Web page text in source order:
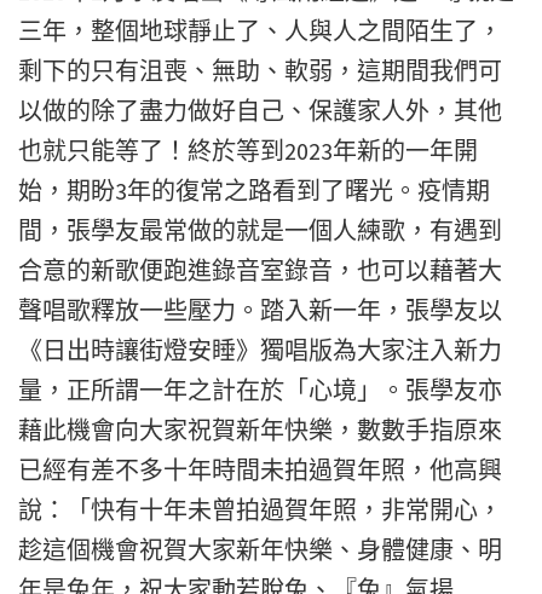
三年，整個地球靜止了、人與人之間陌生了，
剩下的只有沮喪、無助、軟弱，這期間我們可
以做的除了盡力做好自己、保護家人外，其他
也就只能等了！終於等到2023年新的一年開
始，期盼3年的復常之路看到了曙光。疫情期
間，張學友最常做的就是一個人練歌，有遇到
合意的新歌便跑進錄音室錄音，也可以藉著大
聲唱歌釋放一些壓力。踏入新一年，張學友以
《日出時讓街燈安睡》獨唱版為大家注入新力
量，正所謂一年之計在於「心境」。張學友亦
藉此機會向大家祝賀新年快樂，數數手指原來
已經有差不多十年時間未拍過賀年照，他高興
說：「快有十年未曾拍過賀年照，非常開心，
趁這個機會祝賀大家新年快樂、身體健康、明